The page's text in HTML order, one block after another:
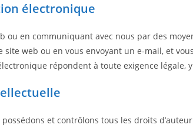
électronique
ou en communiquant avec nous par des
web ou en vous envoyant un e-mail, et
répondent à toute exigence légale,
possédons et contrôlons tous les droits